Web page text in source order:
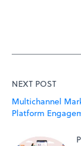
NEXT POST
Multichannel
Platform